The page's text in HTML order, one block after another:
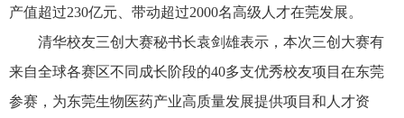
产值超过230亿元、带动超过2000名高级人才在莞发展。
清华校友三创大赛秘书长袁剑雄表示，本次三创大赛有
来自全球各赛区不同成长阶段的40多支优秀校友项目在东莞
参赛，为东莞生物医药产业高质量发展提供项目和人才资